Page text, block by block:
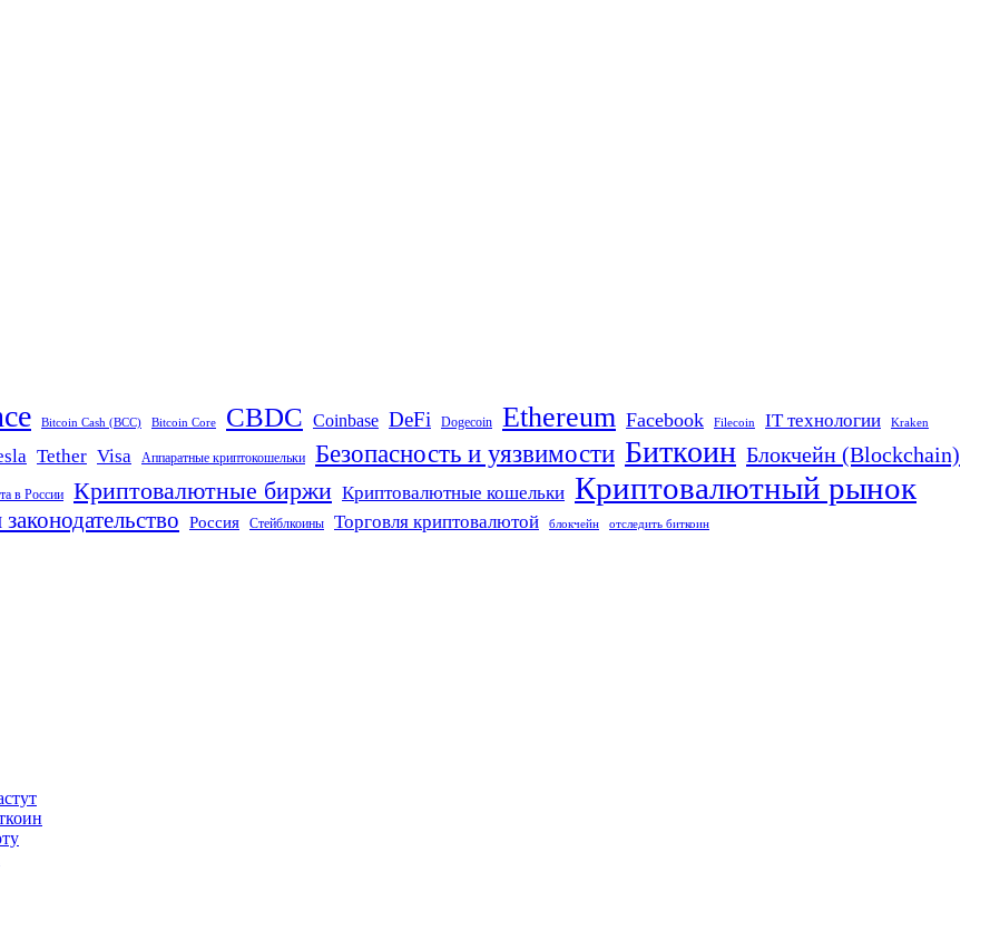
Bitcoin Cash (BCC) Bitcoin Core CBDC Coinbase DeFi Dogecoin Ethereum Facebook Filecoin IT технологии Kraken
Tether Visa Аппаратные криптокошельки Безопасность и уязвимости Биткоин Блокчейн (Blockchain)
в России Криптовалютные биржи Криптовалютные кошельки Криптовалютный рынок
Россия Стейблкоины Торговля криптовалютой блокчейн отследить биткоин